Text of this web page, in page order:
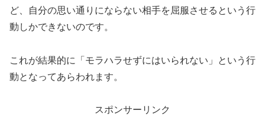
ど、自分の思い通りにならない相手を屈服させるという行
動しかできないのです。
これが結果的に「モラハラせずにはいられない」という行
動となってあらわれます。
スポンサーリンク